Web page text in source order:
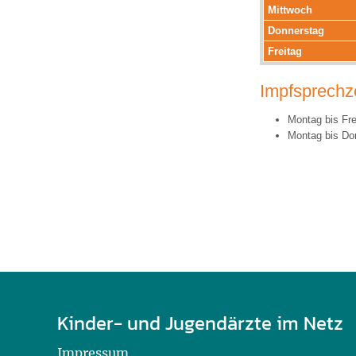
U0-Vorsorge
Mittwoch
Donnerstag
Freitag
Montag bis
Montag bis
Kinder- und Jugendärzte im Netz
Impressum